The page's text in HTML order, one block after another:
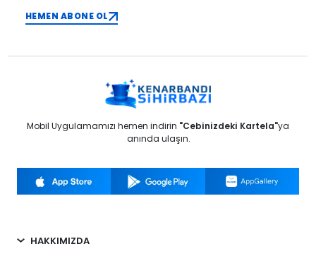
HEMEN ABONE OL
Mobil Uygulamamızı hemen indirin "Cebinizdeki Kartela"ya
anında ulaşın.
HAKKIMIZDA